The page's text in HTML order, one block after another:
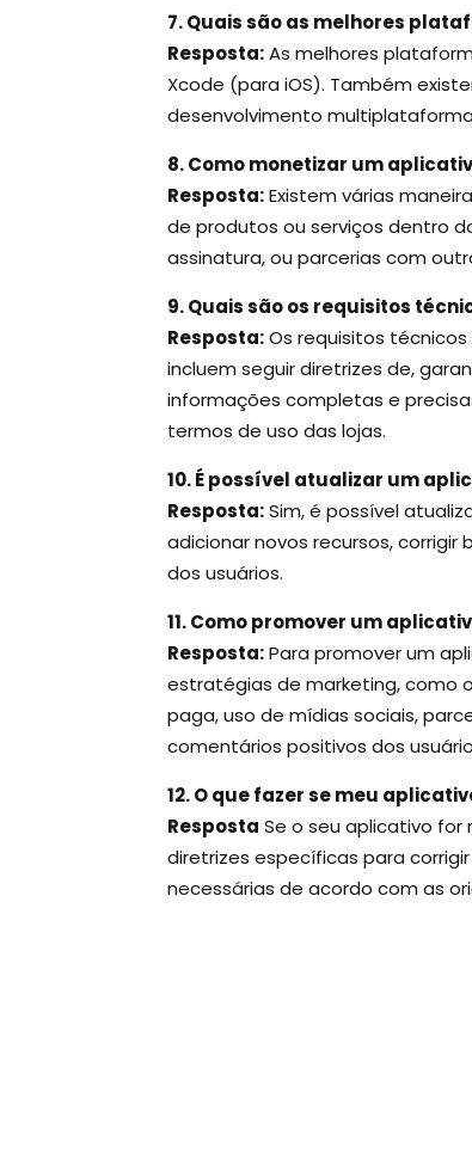
7. Quais são as melhores
Resposta:As melhores
Xcode (para iOS). Também
desenvolvimento
8. Como monetizar um
Resposta:Existem várias
de produtos ou serviços dentro
assinatura, ou parcerias com
9. Quais são os requisitos
Resposta:Os requisitos
incluem seguir diretrizes de,
informações completas e
termos de uso das lojas.
10. É possível atualizar um
Resposta:Sim, é possível
adicionar novos recursos,
dos usuários.
11. Como promover um
Resposta:Para promover um
estratégias de marketing, como
paga, uso de mídias sociais,
comentários positivos dos
12. O que fazer se meu
Resposta Se o seu aplicativo
diretrizes específicas para
necessárias de acordo com as